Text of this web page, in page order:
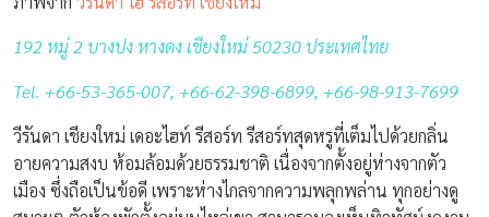
192 หมู่ 2 บางปง หางดง เชียงใหม่ 50230 ประเทศไทย
Tel. +66-53-365-007, +66-62-398-6899, +66-98-913-7699
วีรันดา เชียงใหม่ เดอะไฮท์ รีสอร์ท รีสอร์ทสุดหรูที่เต็มไปด้วยกลิ่น
อายความสงบ ห้อมล้อมด้วยธรรมชาติ เนื่องจากตั้งอยู่ห่างจากตัว
เมือง ซึ่งถือเป็นข้อดี เพราะห่างไกลจากความพลุกพล่าน ทุกอย่างดู